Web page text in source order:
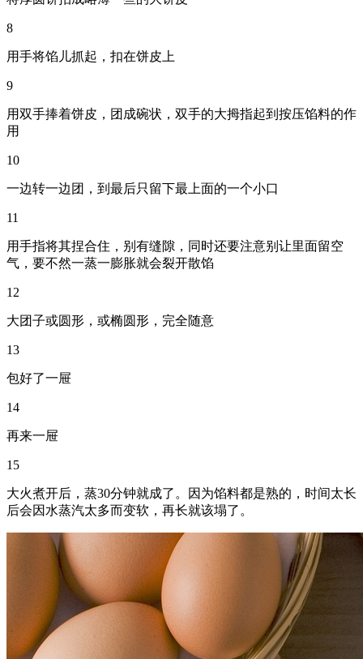
8
用手将馅儿抓起，扣在饼皮上
9
用双手捧着饼皮，团成碗状，双手的大拇指起到按压馅料的作
用
10
一边转一边团，到最后只留下最上面的一个小口
11
用手指将其捏合住，别有缝隙，同时还要注意别让里面留空
气，要不然一蒸一膨胀就会裂开散馅
12
大团子或圆形，或椭圆形，完全随意
13
包好了一屉
14
再来一屉
15
大火煮开后，蒸30分钟就成了。因为馅料都是熟的，时间太长
后会因水蒸汽太多而变软，再长就该塌了。